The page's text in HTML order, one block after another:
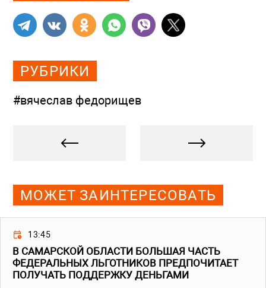
РУБРИКИ
#вячеслав федорищев
МОЖЕТ ЗАИНТЕРЕСОВАТЬ
13:45
В САМАРСКОЙ ОБЛАСТИ БОЛЬШАЯ ЧАСТЬ
ФЕДЕРАЛЬНЫХ ЛЬГОТНИКОВ ПРЕДПОЧИТАЕТ
ПОЛУЧАТЬ ПОДДЕРЖКУ ДЕНЬГАМИ